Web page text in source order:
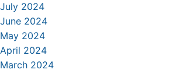
July 2024
June 2024
May 2024
April 2024
March 2024